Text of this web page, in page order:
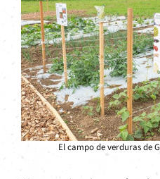
El campo de verduras de